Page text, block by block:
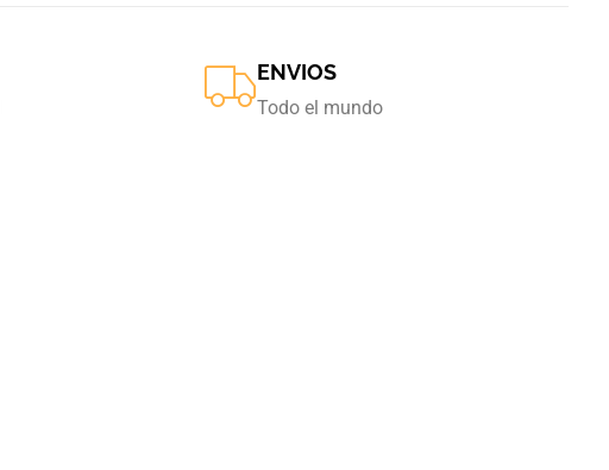
ENVIOS
Todo el mundo